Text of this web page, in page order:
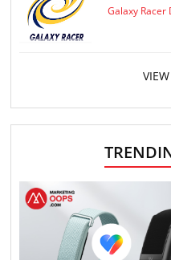
Galaxy Racer